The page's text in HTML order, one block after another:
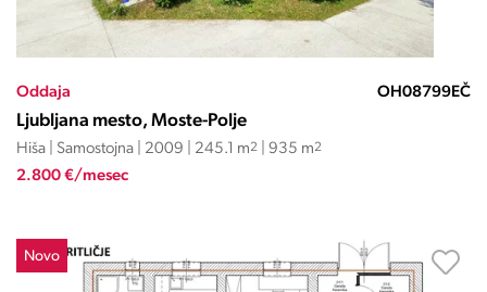
Oddaja OH08799EČ
Ljubljana mesto, Moste-Polje
Hiša | Samostojna | 2009 | 245.1 m2 | 935 m2
2.800 €/mesec
Novo